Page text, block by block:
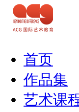
首页
作品集
艺术课